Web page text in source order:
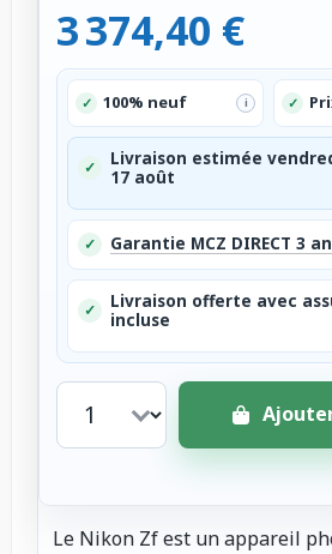
3 374,40 €
✓ 100% neuf i ✓
✓
Livraison estimée
17 août
✓ Garantie MCZ DIRECT 3
✓
Livraison offerte avec
incluse
Le Nikon Zf est un appareil